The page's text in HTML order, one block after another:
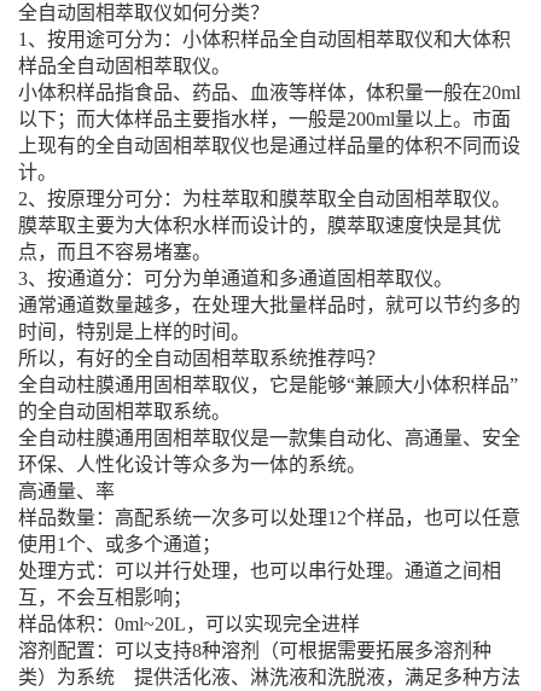
全自动固相萃取仪如何分类？
1、按用途可分为：小体积样品全自动固相萃取仪和大体积
样品全自动固相萃取仪。
小体积样品指食品、药品、血液等样体，体积量一般在20ml
以下；而大体样品主要指水样，一般是200ml量以上。市面
上现有的全自动固相萃取仪也是通过样品量的体积不同而设
计。
2、按原理分可分：为柱萃取和膜萃取全自动固相萃取仪。
膜萃取主要为大体积水样而设计的，膜萃取速度快是其优
点，而且不容易堵塞。
3、按通道分：可分为单通道和多通道固相萃取仪。
通常通道数量越多，在处理大批量样品时，就可以节约多的
时间，特别是上样的时间。
所以，有好的全自动固相萃取系统推荐吗？
全自动柱膜通用固相萃取仪，它是能够“兼顾大小体积样品”
的全自动固相萃取系统。
全自动柱膜通用固相萃取仪是一款集自动化、高通量、安全
环保、人性化设计等众多为一体的系统。
高通量、率
样品数量：高配系统一次多可以处理12个样品，也可以任意
使用1个、或多个通道；
处理方式：可以并行处理，也可以串行处理。通道之间相
互，不会互相影响；
样品体积：0ml~20L，可以实现完全进样
溶剂配置：可以支持8种溶剂（可根据需要拓展多溶剂种
类）为系统 提供活化液、淋洗液和洗脱液，满足多种方法